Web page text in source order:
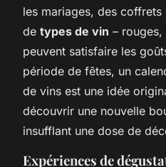
les mariages, des
de types de vin –
peuvent satisfaire les
période de fêtes, un
de vins est une idée
découvrir une nouvelle
insufflant une dose de
Expériences de